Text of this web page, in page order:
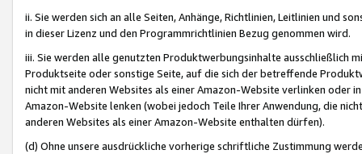
ii. Sie werden sich an alle Seiten, Anhänge, Richtlinien, Leitlinien und
in dieser Lizenz und den Programmrichtlinien Bezug genommen wird.
iii. Sie werden alle genutzten Produktwerbungsinhalte ausschließlich
Produktseite oder sonstige Seite, auf die sich der betreffende
nicht mit anderen Websites als einer Amazon-Website verlinken oder
Amazon-Website lenken (wobei jedoch Teile Ihrer Anwendung, die
anderen Websites als einer Amazon-Website enthalten dürfen).
(d) Ohne unsere ausdrückliche vorherige schriftliche Zustimmung